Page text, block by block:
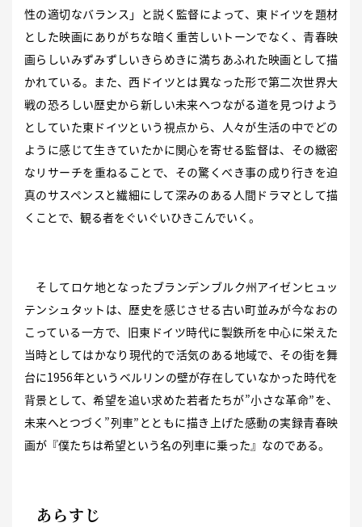
性の適切なバランス」と説く監督によって、東ドイツを題材
とした映画にありがちな暗く重苦しいトーンでなく、青春映
画らしいみずみずしいきらめきに満ちあふれた映画として描
かれている。また、西ドイツとは異なった形で第二次世界大
戦の恐ろしい歴史から新しい未来へつながる道を見つけよう
としていた東ドイツという視点から、人々が生活の中でどの
ように感じて生きていたかに関心を寄せる監督は、その緻密
なリサーチを重ねることで、その驚くべき事の成り行きを迫
真のサスペンスと繊細にして深みのある人間ドラマとして描
くことで、観る者をぐいぐいひきこんでいく。
そしてロケ地となったブランデンブルク州アイゼンヒュッ
テンシュタットは、歴史を感じさせる古い町並みが今なおの
こっている一方で、旧東ドイツ時代に製鉄所を中心に栄えた
当時としてはかなり現代的で活気のある地域で、その街を舞
台に1956年というベルリンの壁が存在していなかった時代を
背景として、希望を追い求めた若者たちが”小さな革命”を、
未来へとつづく”列車”とともに描き上げた感動の実録青春映
画が『僕たちは希望という名の列車に乗った』なのである。
あらすじ